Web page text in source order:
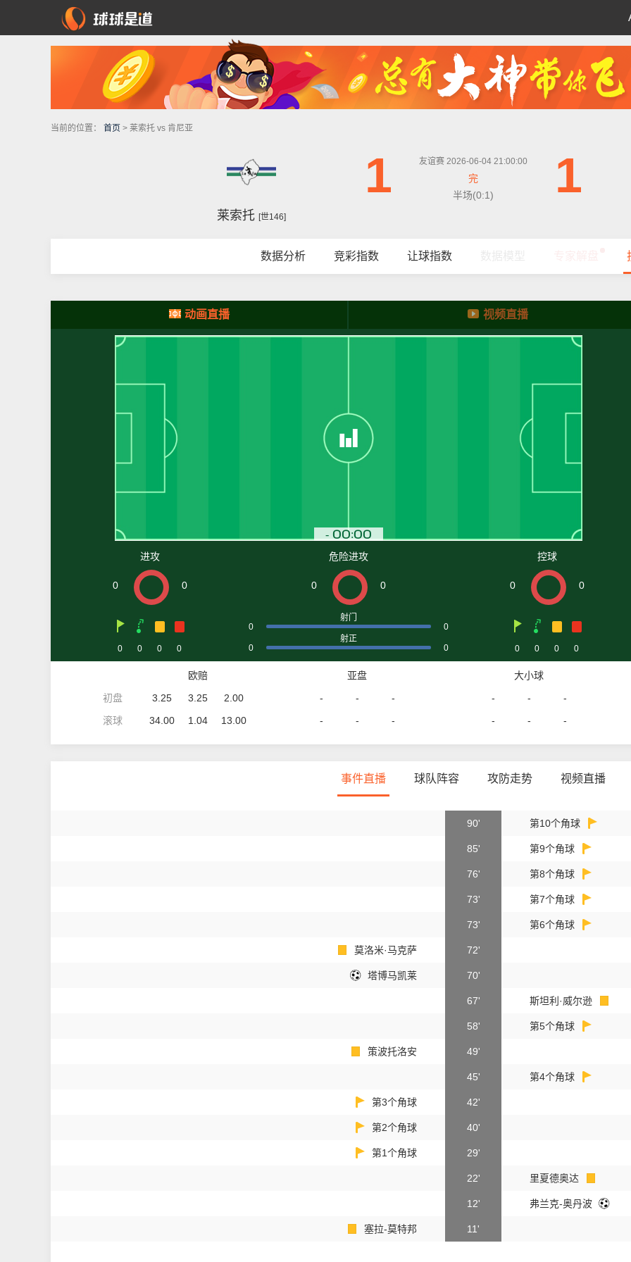
当前的位置： 首页 > 莱索托 vs 肯尼亚
莱索托 [世146]
1 1
友谊赛 2026-06-04 21:00:00
完
半场(0:1)
数据分析 竞彩指数 让球指数
动画直播 视频直播
进攻
0 0
0 0 0 0
危险进攻
0 0
0 0
射门
0 0
射正
控球
0 0
0 0 0 0
初盘
滚球
欧赔
3.25
3.25
2.00
34.00
1.04 13.00
亚盘
-
-
-
-
- -
大小球
-
-
-
-
- -
事件直播 球队阵容 攻防走势 视频直播
第10个角球
90'
第9个角球
85'
第8个角球
76'
第7个角球
73'
第6个角球
73'
莫洛米·马克萨 72'
塔博马凯莱 70'
斯坦利·威尔逊
67'
第5个角球
58'
策波托洛安 49'
第4个角球
45'
第3个角球 42'
第2个角球 40'
第1个角球 29'
里夏德奥达
22'
弗兰克-奥丹波
12'
塞拉-莫特邦 11'